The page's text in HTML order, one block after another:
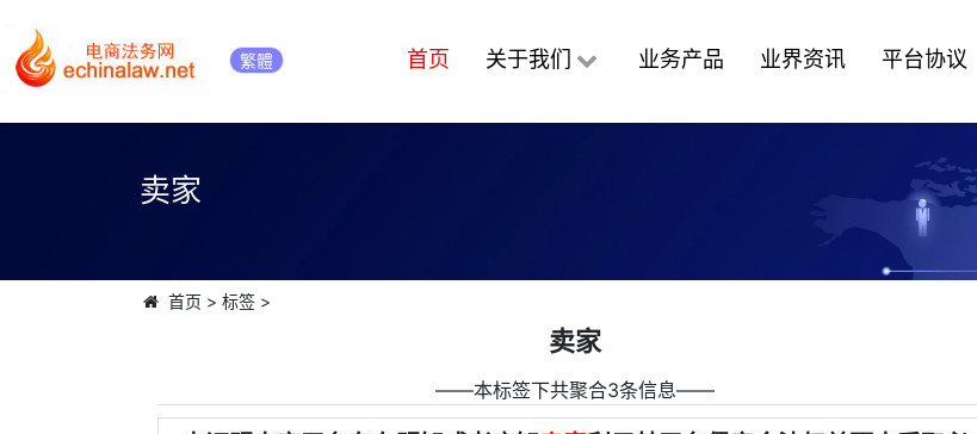
繁體 首页 关于我们 业务产品 业界资讯 平台协议
卖家
首页 > 标签>
卖家
――本标签下共聚合3条信息――